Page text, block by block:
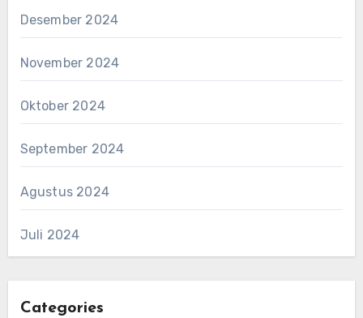
Desember 2024
November 2024
Oktober 2024
September 2024
Agustus 2024
Juli 2024
Categories